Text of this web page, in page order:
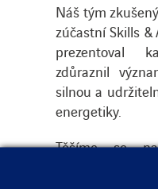
Náš tým
zúčastní Skills &
prezentoval
zdůraznil
silnou a
energetiky.
Těšíme se